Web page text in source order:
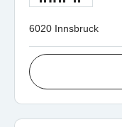
6020 Innsbruck